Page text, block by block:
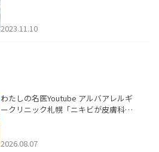
2023.11.10
わたしの名医Youtube アルバアレルギ
ークリニック札幌「ニキビが皮膚科で
ました。
2026.08.07